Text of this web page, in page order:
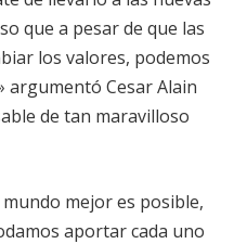
que a pesar de que las
los valores, podemos
Cesar Alain
de tan maravilloso
mejor es posible,
aportar cada uno